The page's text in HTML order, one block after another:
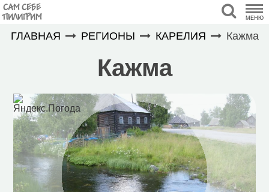
САМ СЕБЕ
ПИЛИГРИМ МЕНЮ
ГЛАВНАЯ РЕГИОНЫ КАРЕЛИЯ Кажма
Кажма